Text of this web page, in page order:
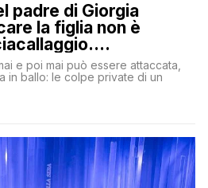
padre di Giorgia
la figlia non è
diversi
e poi mai può essere attaccata,
in ballo: le colpe private di un